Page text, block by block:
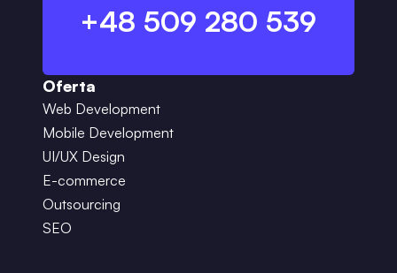
+48 509 280 539
Oferta
Web Development
Mobile Development
UI/UX Design
E-commerce
Outsourcing
SEO